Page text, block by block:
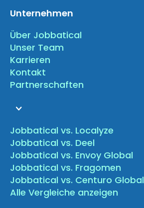
Unternehmen
Über Jobbatical
Unser Team
Karrieren
Kontakt
Partnerschaften
Jobbatical vs. Localyze
Jobbatical vs. Deel
Jobbatical vs. Envoy Global
Jobbatical vs. Fragomen
Jobbatical vs. Centuro Global
Alle Vergleiche anzeigen